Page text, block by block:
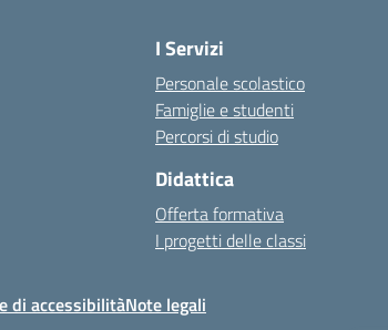
I Servizi
Personale scolastico
Famiglie e studenti
Percorsi di studio
Didattica
Offerta formativa
I progetti delle classi
di accessibilitàNote legali